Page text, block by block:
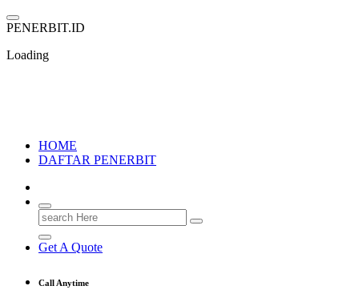
Skip
to
PENERBIT.ID
Loading
HOME
DAFTAR PENERBIT
Search
for:
Get A Quote
Call Anytime